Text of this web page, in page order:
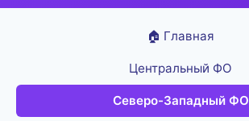
🏠 Главная
Центральный ФО
Северо-Западный ФО